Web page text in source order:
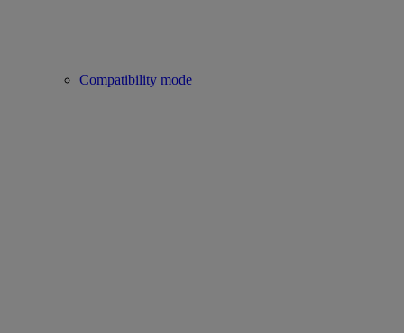
Compatibility mode